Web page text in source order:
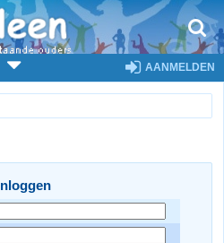
AANMELDEN
Inloggen